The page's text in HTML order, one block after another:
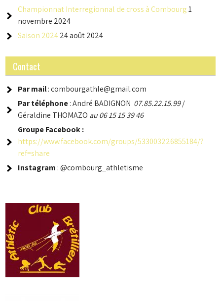
Championnat Interregionnal de cross à Combourg 1
novembre 2024
Saison 202424 août 2024
Contact
Par mail: combourgathle@gmail.com
Par téléphone: André BADIGNON 07.85.22.15.99/
Géraldine THOMAZO au 06 15 15 39 46
GroupeFacebook :
https://www.facebook.com/groups/533003226855184/?
ref=share
Instagram : @combourg_athletisme